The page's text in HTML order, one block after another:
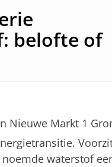
belofte of
Nieuwe Markt 1
waterstof